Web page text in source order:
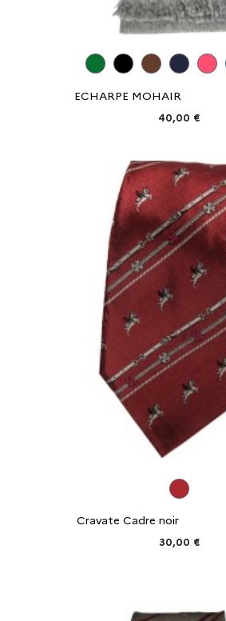
ECHARPE MOHAIR
40,00 €
Cravate Cadre noir
30,00 €